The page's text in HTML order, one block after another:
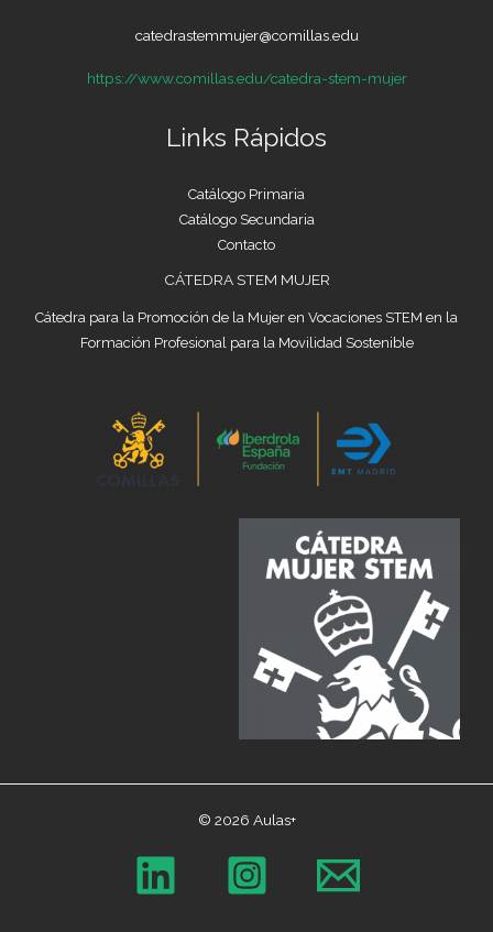
catedrastemmujer@comillas.edu
https://www.comillas.edu/catedra-stem-mujer
Links Rápidos
Catálogo Primaria
Catálogo Secundaria
Contacto
CÁTEDRA STEM MUJER
Cátedra para la Promoción de la Mujer en Vocaciones STEM en la
Formación Profesional para la Movilidad Sostenible
© 2026 Aulas+